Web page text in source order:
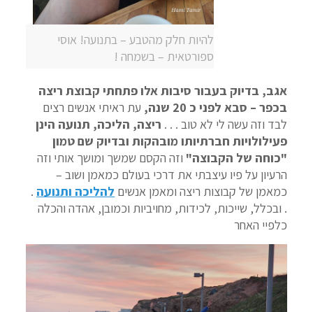
להיות חלק מהטבע – בתנועה! אוסי
ספורטאית – בשמחה !
אגב, בדיוק בעבור סיבות אלו פתחתי קבוצת ריצה
בכפר – סבא לפני כ 20 שנה,
עת ראיתי אנשים רצים
לבד וזה עשה לי לא טוב . . . ריצה, הליכה, תנועה הינן
פעילולויות חברתיותו מובהקות ובדיוק שם טמון
"כוחה של הקבוצה" וזה הקסם שמשך ומושך אותי וזה
הרעיון על פיו עיצבתי את דרכי בעולם כמאמן ושוב –
כמאמן של קבוצות ריצה ומאמן אנשים להליכה ותנועה .
. ובכלל, שייכות, לכידות, מחויביות וכמובן, אהדה והכלה
כלפיי האחר